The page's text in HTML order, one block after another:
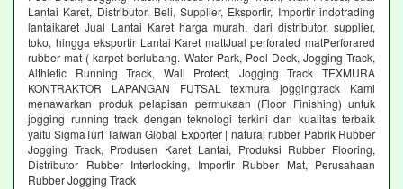
Lantai Karet, Distributor, Beli, Supplier, Eksportir, Importir indotrading
lantaikaret Jual Lantai Karet harga murah, dari distributor, supplier,
toko, hingga eksportir Lantai Karet mattJual perforated matPerforared
rubber mat ( karpet berlubang. Water Park, Pool Deck, Jogging Track,
Althletic Running Track, Wall Protect, Jogging Track TEXMURA
KONTRAKTOR LAPANGAN FUTSAL texmura joggingtrack Kami
menawarkan produk pelapisan permukaan (Floor Finishing) untuk
jogging running track dengan teknologi terkini dan kualitas terbaik
yaitu SigmaTurf Taiwan Global Exporter | natural rubber Pabrik Rubber
Jogging Track, Produsen Karet Lantai, Produksi Rubber Flooring,
Distributor Rubber Interlocking, Importir Rubber Mat, Perusahaan
Rubber Jogging Track